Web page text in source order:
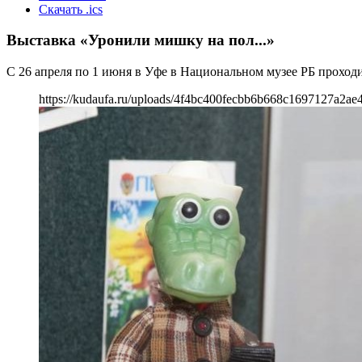
Скачать .ics
Выставка «Уронили мишку на пол...»
С 26 апреля по 1 июня в Уфе в Национальном музее РБ
https://kudaufa.ru/uploads/